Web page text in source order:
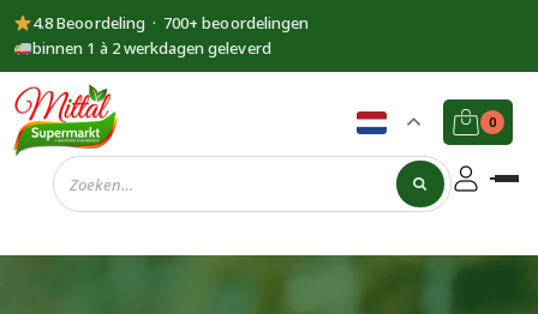
4.8 Beoordeling · 700+ beoordelingen
binnen 1 à 2 werkdagen geleverd
Supermarkt
Mittal
0